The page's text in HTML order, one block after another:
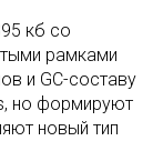
кб со
рамками
и GC-составу
но формируют
новый тип